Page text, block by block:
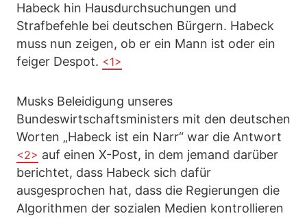
Habeck hin Hausdurchsuchungen und
Strafbefehle bei deutschen Bürgern. Habeck
muss nun zeigen, ob er ein Mann ist oder ein
feiger Despot. <1>
Musks Beleidigung unseres
Bundeswirtschaftsministers mit den deutschen
Worten „Habeck ist ein Narr“ war die Antwort
<2> auf einen X-Post, in dem jemand darüber
berichtet, dass Habeck sich dafür
ausgesprochen hat, dass die Regierungen die
Algorithmen der sozialen Medien kontrollieren